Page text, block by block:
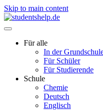
Skip to main content
Für alle
In der
Für Schüler
Für Studierende
Schule
Chemie
Deutsch
Englisch